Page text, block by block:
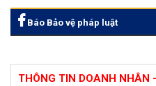
Báo Bảo vệ pháp luật
THÔNG TIN DOANH NHÂN